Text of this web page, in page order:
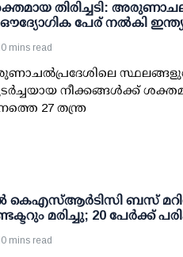
തിരിച്ചടി:
പേര് നല്‍കി ഇന്ത്യ
mins read
നീക്കങ്ങള്‍ക്ക്
27 തന്ത്ര
കെഎസ്ആര്‍ടിസി ബസ്
മരിച്ചു; 20 പേര്‍ക്ക്
mins read